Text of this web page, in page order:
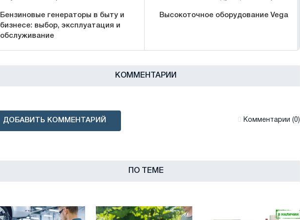
Бензиновые генераторы в быту и
бизнесе: выбор, эксплуатация и
обслуживание
Высокоточное оборудование Vega
КОММЕНТАРИИ
ДОБАВИТЬ КОММЕНТАРИЙ Комментарии (0)
ПО ТЕМЕ